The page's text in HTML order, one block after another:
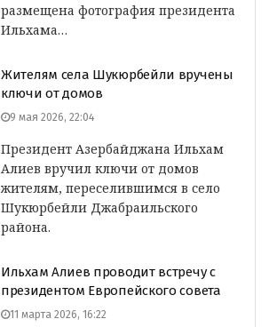
размещена фотография президента
Ильхама…
Жителям села Шукюрбейли вручены
ключи от домов
9 мая 2026, 22:04
Президент Азербайджана Ильхам
Алиев вручил ключи от домов
жителям, переселившимся в село
Шукюрбейли Джабраильского
района.
Ильхам Алиев проводит встречу с
президентом Европейского совета
11 марта 2026, 16:22